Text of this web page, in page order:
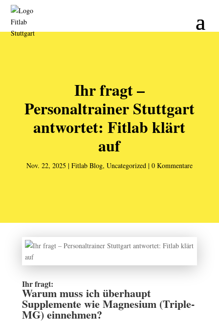
Ihr fragt –
Personaltrainer Stuttgart
antwortet: Fitlab klärt
auf
Nov. 22, 2025 Fitlab Blog, Uncategorized 0 Kommentare
Ihr fragt:
Warum muss ich überhaupt
Supplemente wie Magnesium (Triple-
MG) einnehmen?